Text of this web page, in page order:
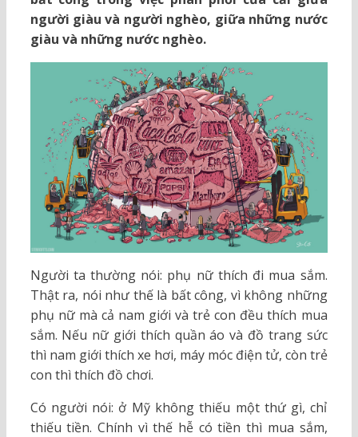
người giàu và người nghèo, giữa những nước
giàu và những nước nghèo.
Người ta thường nói: phụ nữ thích đi mua sắm.
Thật ra, nói như thế là bất công, vì không những
phụ nữ mà cả nam giới và trẻ con đều thích mua
sắm. Nếu nữ giới thích quần áo và đồ trang sức
thì nam giới thích xe hơi, máy móc điện tử, còn trẻ
con thì thích đồ chơi.
Có người nói: ở Mỹ không thiếu một thứ gì, chỉ
thiếu tiền. Chính vì thế hễ có tiền thì mua sắm,